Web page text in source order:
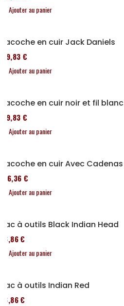
Ajouter au panier
Sacoche en cuir Jack Daniels
119,83 €
Ajouter au panier
Sacoche en cuir noir et fil blanc
119,83 €
Ajouter au panier
Sacoche en cuir Avec Cadenas
136,36 €
Ajouter au panier
Sac à outils Black Indian Head
76,86 €
Ajouter au panier
Sac à outils Indian Red
76,86 €